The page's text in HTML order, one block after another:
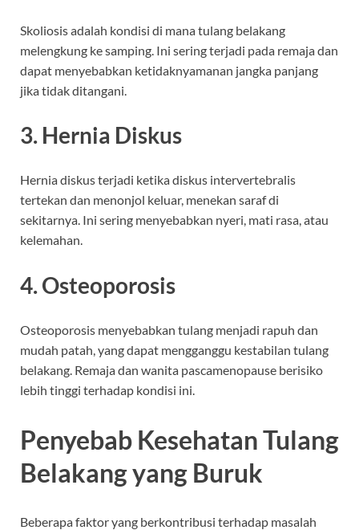
Skoliosis adalah kondisi di mana tulang belakang
melengkung ke samping. Ini sering terjadi pada remaja dan
dapat menyebabkan ketidaknyamanan jangka panjang
jika tidak ditangani.
3. Hernia Diskus
Hernia diskus terjadi ketika diskus intervertebralis
tertekan dan menonjol keluar, menekan saraf di
sekitarnya. Ini sering menyebabkan nyeri, mati rasa, atau
kelemahan.
4. Osteoporosis
Osteoporosis menyebabkan tulang menjadi rapuh dan
mudah patah, yang dapat mengganggu kestabilan tulang
belakang. Remaja dan wanita pascamenopause berisiko
lebih tinggi terhadap kondisi ini.
Penyebab Kesehatan Tulang
Belakang yang Buruk
Beberapa faktor yang berkontribusi terhadap masalah